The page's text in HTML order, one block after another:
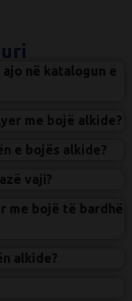
në katalogun e
me bojë alkide?
e bojës alkide?
vaji?
me bojë të bardhë
alkide?